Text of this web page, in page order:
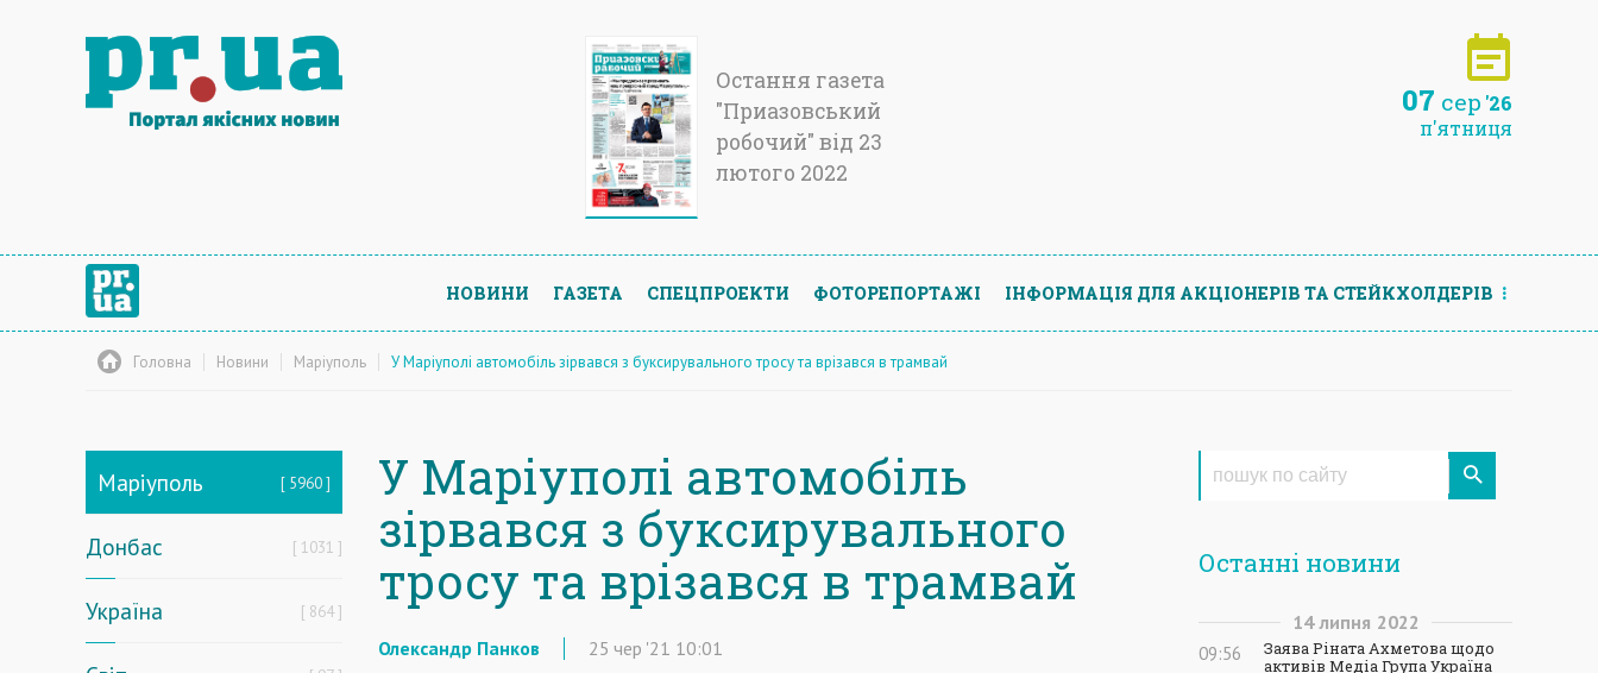
Остання газета
"Приазовський
робочий" від 23
лютого 2022
07 сер '26
п'ятниця
НОВИНИ ГАЗЕТА СПЕЦПРОЕКТИ ФОТОРЕПОРТАЖІ ІНФОРМАЦIЯ ДЛЯ АКЦIОНЕРIВ ТА СТЕЙКХОЛДЕРIВ
Головна Новини Маріуполь У Маріуполі автомобіль зірвався з буксирувального тросу та врізався в трамвай
Маріуполь 5960
Донбас 1031
Україна 864
У Маріуполі автомобіль
зірвався з буксирувального
тросу та врізався в трамвай
Олександр Панков 25 чер '21 10:01
Останні новини
14 липня 2022
09:56
Заява Ріната Ахметова щодо
активів Медіа Група Україна